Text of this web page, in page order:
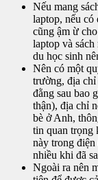
Nếu mang
laptop, nếu có
cũng ậm ừ
laptop và sách
du học sinh
Nên có một
trường, địa
đằng sau bao
thận), địa chỉ
bè ở Anh,
tin quan trọng
này trong điện
nhiều khi đã
Ngoài ra nên